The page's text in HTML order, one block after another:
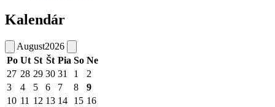
Kalendár
August2026
Po Ut St Št Pia So Ne
27 28 29 30 31 1
2
3
4 5 6 7 8
9
10 11 12 13 14 15 16